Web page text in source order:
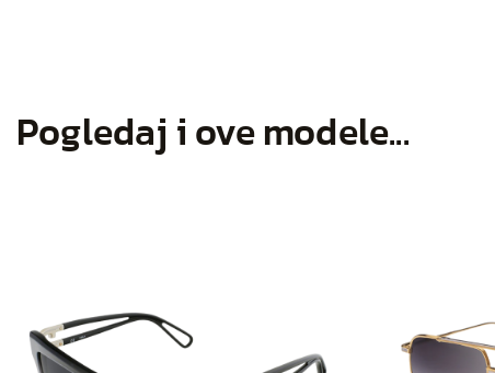
Pogledaj i ove modele...